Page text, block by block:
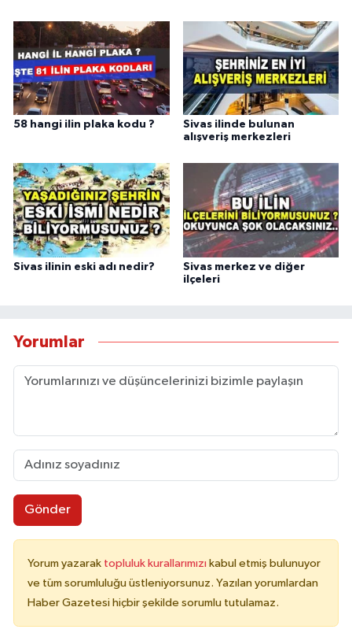
58 hangi ilin plaka kodu ?
Sivas ilinde bulunan
alışveriş merkezleri
Sivas ilinin eski adı nedir?
Sivas merkez ve diğer
ilçeleri
Yorumlar
Gönder
Yorum yazarak topluluk kurallarımızı kabul etmiş bulunuyor
ve tüm sorumluluğu üstleniyorsunuz. Yazılan yorumlardan
Haber Gazetesi hiçbir şekilde sorumlu tutulamaz.